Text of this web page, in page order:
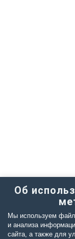
Об
Мы используем
и анализа
сайта, а также для